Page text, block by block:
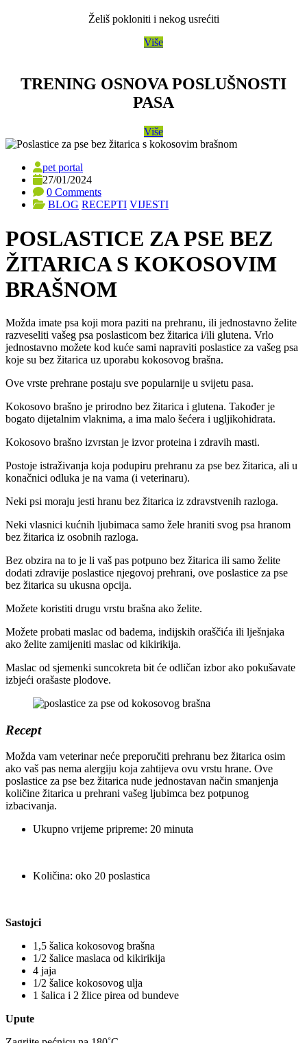
Želiš pokloniti i nekog usrećiti
Više
TRENING OSNOVA POSLUŠNOSTI
PASA
Više
pet portal
27/01/2024
0 Comments
BLOG RECEPTI VIJESTI
POSLASTICE ZA PSE BEZ
ŽITARICA S KOKOSOVIM
BRAŠNOM
Možda imate psa koji mora paziti na prehranu, ili jednostavno želite
razveseliti vašeg psa poslasticom bez žitarica i/ili glutena. Vrlo
jednostavno možete kod kuće sami napraviti poslastice za vašeg psa
koje su bez žitarica uz uporabu kokosovog brašna.
Ove vrste prehrane postaju sve popularnije u svijetu pasa.
Kokosovo brašno je prirodno bez žitarica i glutena. Također je
bogato dijetalnim vlaknima, a ima malo šećera i ugljikohidrata.
Kokosovo brašno izvrstan je izvor proteina i zdravih masti.
Postoje istraživanja koja podupiru prehranu za pse bez žitarica, ali u
konačnici odluka je na vama (i veterinaru).
Neki psi moraju jesti hranu bez žitarica iz zdravstvenih razloga.
Neki vlasnici kućnih ljubimaca samo žele hraniti svog psa hranom
bez žitarica iz osobnih razloga.
Bez obzira na to je li vaš pas potpuno bez žitarica ili samo želite
dodati zdravije poslastice njegovoj prehrani, ove poslastice za pse
bez žitarica su ukusna opcija.
Možete koristiti drugu vrstu brašna ako želite.
Možete probati maslac od badema, indijskih oraščića ili lješnjaka
ako želite zamijeniti maslac od kikirikija.
Maslac od sjemenki suncokreta bit će odličan izbor ako pokušavate
izbjeći orašaste plodove.
Recept
Možda vam veterinar neće preporučiti prehranu bez žitarica osim
ako vaš pas nema alergiju koja zahtijeva ovu vrstu hrane. Ove
poslastice za pse bez žitarica nude jednostavan način smanjenja
količine žitarica u prehrani vašeg ljubimca bez potpunog
izbacivanja.
Ukupno vrijeme pripreme: 20 minuta
Količina: oko 20 poslastica
Sastojci
1,5 šalica kokosovog brašna
1/2 šalice maslaca od kikirikija
4 jaja
1/2 šalice kokosovog ulja
1 šalica i 2 žlice pirea od bundeve
Upute